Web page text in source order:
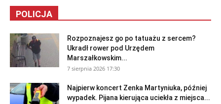
POLICJA
Rozpoznajesz go po tatuażu z sercem?
Ukradł rower pod Urzędem
Marszałkowskim...
7 sierpnia 2026 17:30
Najpierw koncert Zenka Martyniuka, później
wypadek. Pijana kierująca uciekła z miejsca...